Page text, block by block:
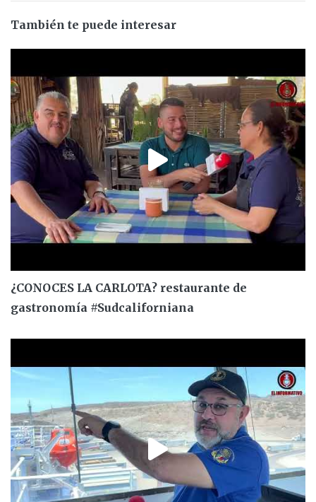
También te puede interesar
¿CONOCES LA CARLOTA? restaurante de
gastronomía #Sudcaliforniana